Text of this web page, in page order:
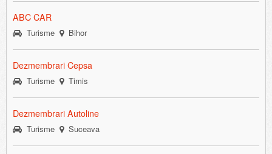
ABC CAR
Turisme Bihor
Dezmembrari Cepsa
Turisme Timis
Dezmembrari Autoline
Turisme Suceava